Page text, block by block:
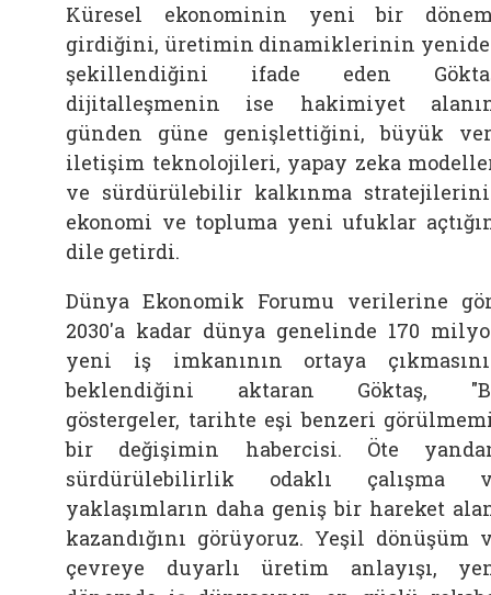
Küresel ekonominin yeni bir
girdiğini, üretimin dinamiklerinin
şekillendiğini ifade eden
dijitalleşmenin ise hakimiyet
günden güne genişlettiğini, büyük
iletişim teknolojileri, yapay zeka
ve sürdürülebilir kalkınma
ekonomi ve topluma yeni ufuklar
dile getirdi.
Dünya Ekonomik Forumu verilerine
2030'a kadar dünya genelinde 170
yeni iş imkanının ortaya
beklendiğini aktaran Göktaş,
göstergeler, tarihte eşi benzeri
bir değişimin habercisi. Öte
sürdürülebilirlik odaklı çalışma
yaklaşımların daha geniş bir hareket
kazandığını görüyoruz. Yeşil dönüşüm
çevreye duyarlı üretim anlayışı,